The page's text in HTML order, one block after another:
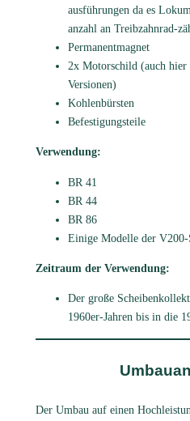
ausführungen da es
anzahl an Treibzahnrad-
Permanentmagnet
2x Motorschild (auch hier
Versionen)
Kohlenbürsten
Befestigungsteile
Verwendung:
BR 41
BR 44
BR 86
Einige Modelle der V200-
Zeitraum der Verwendung:
Der große
1960er-Jahren bis in die
Der Umbau auf einen